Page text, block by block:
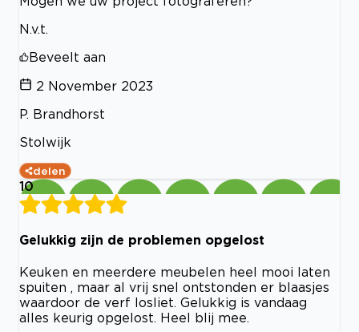
N.v.t.
Beveelt aan
2 November 2023
P. Brandhorst
Stolwijk
delen
10
Gelukkig zijn de problemen opgelost
Keuken en meerdere meubelen heel mooi laten
spuiten , maar al vrij snel ontstonden er blaasjes
waardoor de verf losliet. Gelukkig is vandaag
alles keurig opgelost. Heel blij mee.